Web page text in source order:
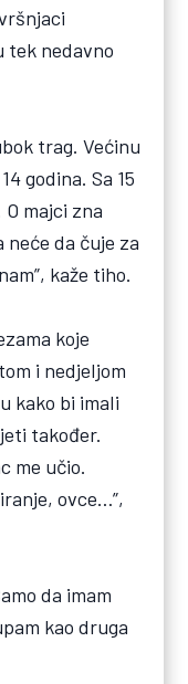
tek nedavno
trag. Većinu
godina. Sa 15
majci zna
neće da čuje za
kaže tiho.
koje
i nedjeljom
kako bi imali
također.
me učio.
ovce…”,
da imam
kao druga